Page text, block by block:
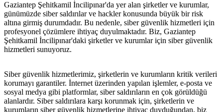
Gaziantep Şehitkamil İncilipınar'da yer alan şirketler ve kurumlar,
günümüzde siber saldırılar ve hackler konusunda büyük bir risk
altına girmiş durumdadır. Bu nedenle, siber güvenlik hizmetleri için
profesyonel çözümlere ihtiyaç duyulmaktadır. Biz, Gaziantep
Şehitkamil İncilipınar'daki şirketler ve kurumlar için siber güvenlik
hizmetleri sunuyoruz.
Siber güvenlik hizmetlerimiz, şirketlerin ve kurumların kritik verileri
korumayı garantiler. İnternet üzerinden yapılan işlemler, e-posta ve
sosyal medya gibi platformlar, siber saldırıların en çok görüldüğü
alanlardır. Siber saldırılara karşı korunmak için, şirketlerin ve
kurumların siber güvenlik hizmetlerine ihtiyaç duyduğundan, biz